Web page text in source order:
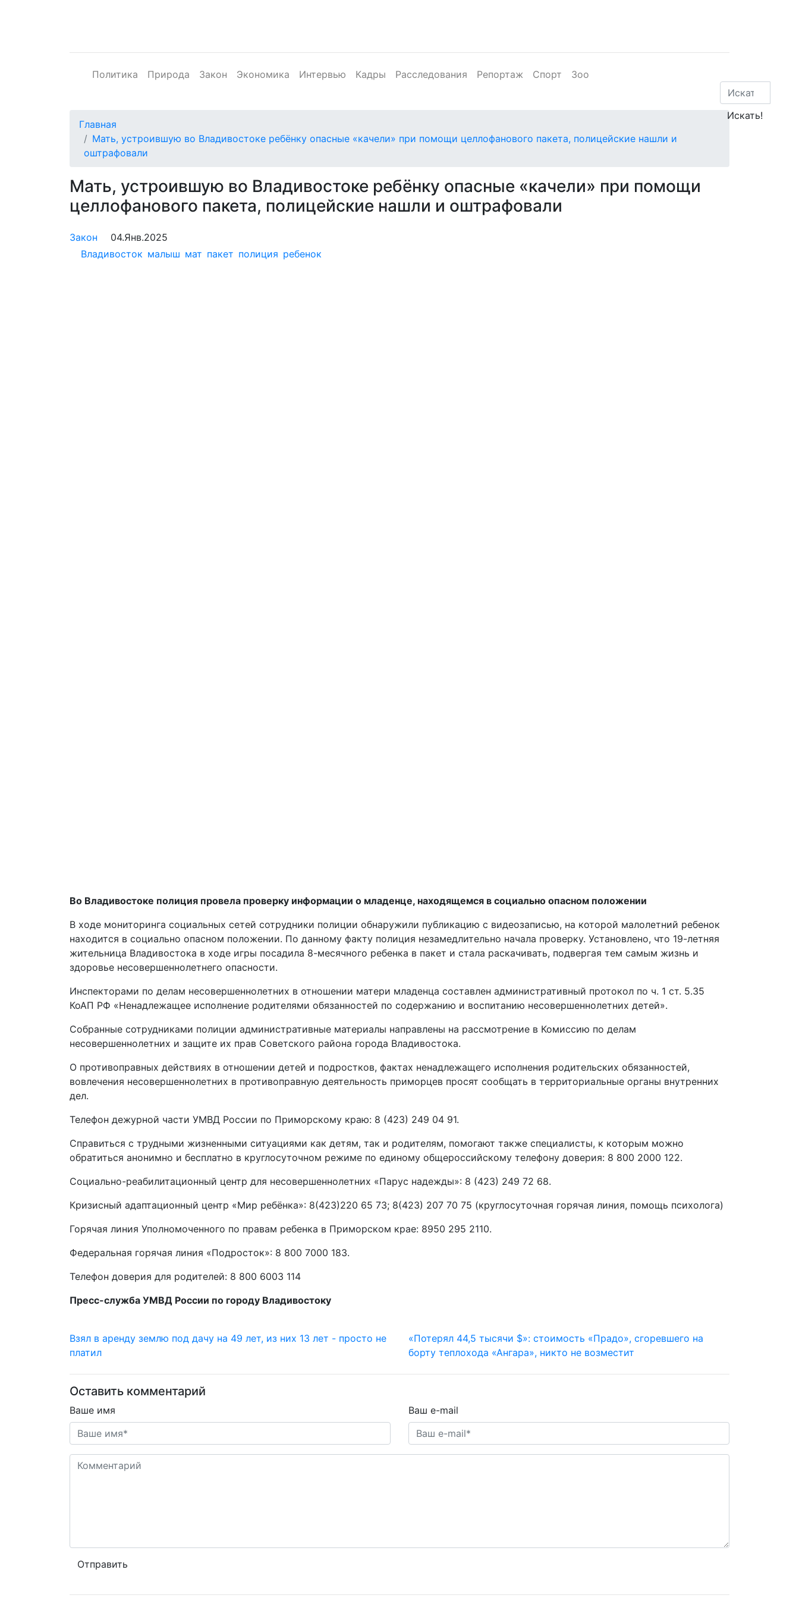
Политика Природа Закон Экономика Интервью Кадры Расследования Репортаж Спорт Зоо
Главная
Мать, устроившую во Владивостоке ребёнку опасные «качели» при помощи целлофанового пакета, полицейские нашли и
оштрафовали
Мать, устроившую во Владивостоке ребёнку опасные «качели» при помощи
целлофанового пакета, полицейские нашли и оштрафовали
Закон
04.Янв.2025
Владивосток малыш мат пакет полиция ребенок
Во Владивостоке полиция провела проверку информации о младенце, находящемся в социально опасном положении
В ходе мониторинга социальных сетей сотрудники полиции обнаружили публикацию с видеозаписью, на которой малолетний ребенок
находится в социально опасном положении. По данному факту полиция незамедлительно начала проверку. Установлено, что 19-летняя
жительница Владивостока в ходе игры посадила 8-месячного ребенка в пакет и стала раскачивать, подвергая тем самым жизнь и
здоровье несовершеннолетнего опасности.
Инспекторами по делам несовершеннолетних в отношении матери младенца составлен административный протокол по ч. 1 ст. 5.35
КоАП РФ «Ненадлежащее исполнение родителями обязанностей по содержанию и воспитанию несовершеннолетних детей».
Собранные сотрудниками полиции административные материалы направлены на рассмотрение в Комиссию по делам
несовершеннолетних и защите их прав Советского района города Владивостока.
О противоправных действиях в отношении детей и подростков, фактах ненадлежащего исполнения родительских обязанностей,
вовлечения несовершеннолетних в противоправную деятельность приморцев просят сообщать в территориальные органы внутренних
дел.
Телефон дежурной части УМВД России по Приморскому краю: 8 (423) 249 04 91.
Справиться с трудными жизненными ситуациями как детям, так и родителям, помогают также специалисты, к которым можно
обратиться анонимно и бесплатно в круглосуточном режиме по единому общероссийскому телефону доверия: 8 800 2000 122.
Социально-реабилитационный центр для несовершеннолетних «Парус надежды»: 8 (423) 249 72 68.
Кризисный адаптационный центр «Мир ребёнка»: 8(423)220 65 73; 8(423) 207 70 75 (круглосуточная горячая линия, помощь психолога)
Горячая линия Уполномоченного по правам ребенка в Приморском крае: 8950 295 2110.
Федеральная горячая линия «Подросток»: 8 800 7000 183.
Телефон доверия для родителей: 8 800 6003 114
Пресс-служба УМВД России по городу Владивостоку
Взял в аренду землю под дачу на 49 лет, из них 13 лет - просто не
платил
«Потерял 44,5 тысячи $»: стоимость «Прадо», сгоревшего на
борту теплохода «Ангара», никто не возместит
Оставить комментарий
Ваше имя Ваш e-mail